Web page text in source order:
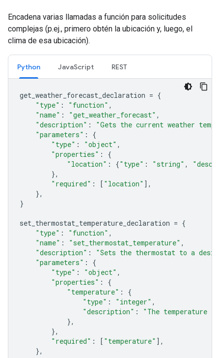
Encadena varias llamadas a función para solicitudes
complejas (p.ej., primero obtén la ubicación y, luego, el
clima de esa ubicación).
Python JavaScript REST
get_weather_forecast_declaration = {
"type" : "function" ,
"name" : "get_weather_forecast" ,
"description" :
"Gets the current weather
"parameters" :
{
"type" : "object" ,
"properties" :
{
"location" : {"type" : "string" ,
},
"required" : [ "location" ],
},
}
set_thermostat_temperature_declaration = {
"type" : "function" ,
"name" : "set_thermostat_temperature" ,
"description" :
"Sets the thermostat to a
"parameters" :
{
"type" : "object" ,
"properties" :
{
"temperature" :
{
"type" : "integer" ,
"description" :
"The temperature
},
},
"required" : [ "temperature" ],
},